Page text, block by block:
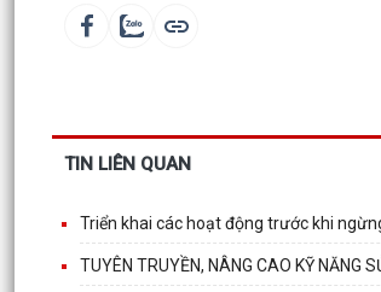
TIN LIÊN QUAN
Triển khai các hoạt động trước khi
TUYÊN TRUYỀN, NÂNG CAO KỸ NĂNG